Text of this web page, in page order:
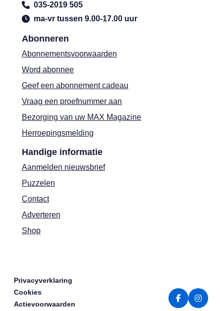
Abonneren
Abonnementsvoorwaarden
Word abonnee
Geef een abonnement cadeau
Vraag een proefnummer aan
Bezorging van uw MAX Magazine
Herroepingsmelding
Handige informatie
Aanmelden nieuwsbrief
Puzzelen
Contact
Adverteren
Shop
035-2019 505
ma-vr tussen 9.00-17.00 uur
Privacyverklaring
Cookies
Actievoorwaarden